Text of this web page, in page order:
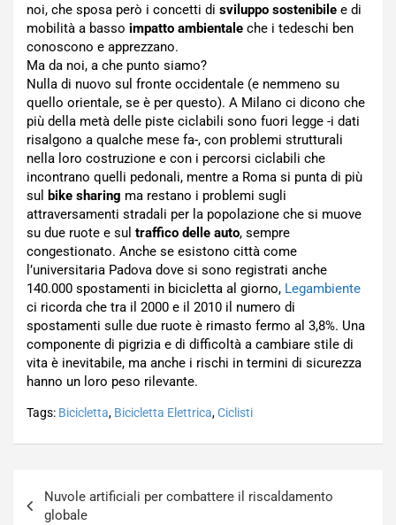
noi, che sposa però i concetti di sviluppo sostenibile e di
mobilità a basso impatto ambientale che i tedeschi ben
conoscono e apprezzano.
Ma da noi, a che punto siamo?
Nulla di nuovo sul fronte occidentale (e nemmeno su
quello orientale, se è per questo). A Milano ci dicono che
più della metà delle piste ciclabili sono fuori legge -i dati
risalgono a qualche mese fa-, con problemi strutturali
nella loro costruzione e con i percorsi ciclabili che
incontrano quelli pedonali, mentre a Roma si punta di più
sul
bike sharing ma restano i problemi sugli
attraversamenti stradali per la popolazione che si muove
su due ruote e sul traffico delle auto, sempre
congestionato. Anche se esistono città come
l’universitaria Padova dove si sono registrati anche
140.000 spostamenti in bicicletta al giorno, Legambiente
ci ricorda che tra il 2000 e il 2010 il numero di
spostamenti sulle due ruote è rimasto fermo al 3,8%. Una
componente di pigrizia e di difficoltà a cambiare stile di
vita è inevitabile, ma anche i rischi in termini di sicurezza
hanno un loro peso rilevante.
Tags: Bicicletta, Bicicletta Elettrica,Ciclisti
articoli
Nuvole artificiali per combattere il riscaldamento
globale